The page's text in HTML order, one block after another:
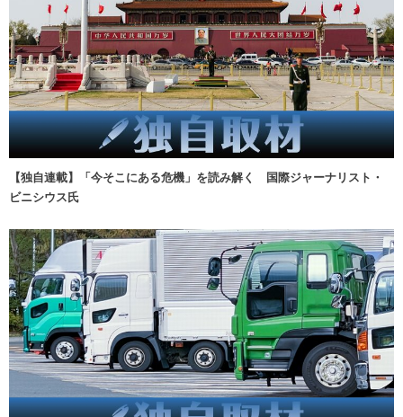
【独自連載】「今そこにある危機」を読み解く 国際ジャーナリスト・
ビニシウス氏